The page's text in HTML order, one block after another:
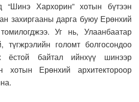
“Шинэ Хархорин” хотын бүтээн
захиргааны дарга буюу Ерөнхий
Уг нь, Улаанбаатар
түгжрэлийн голомт болгосондоо
ёстой байтал ийнхүү шинээр
хотын Ерөнхий архитектороор